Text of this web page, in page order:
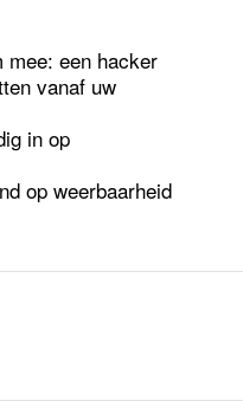
mee: een hacker
vanaf uw
in op
op weerbaarheid